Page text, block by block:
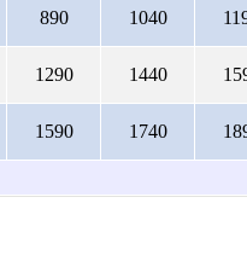
890 1040
1290 1440
1590 1740